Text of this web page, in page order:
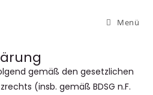
Menü
gemäß den gesetzlichen
(insb. gemäß BDSG n.F.